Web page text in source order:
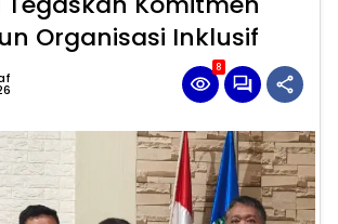
Organisasi Inklusif
8